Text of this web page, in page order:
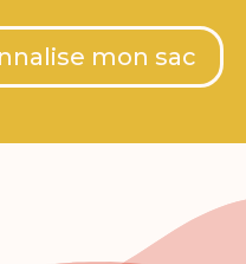
mon sac